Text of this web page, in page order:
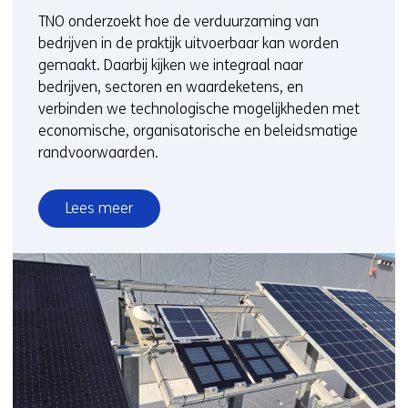
TNO onderzoekt hoe de verduurzaming van
bedrijven in de praktijk uitvoerbaar kan worden
gemaakt. Daarbij kijken we integraal naar
bedrijven, sectoren en waardeketens, en
verbinden we technologische mogelijkheden met
economische, organisatorische en beleidsmatige
randvoorwaarden.
Lees meer
over
Verduurzaming
bedrijven